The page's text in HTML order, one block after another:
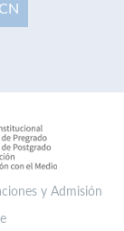
y Admisión